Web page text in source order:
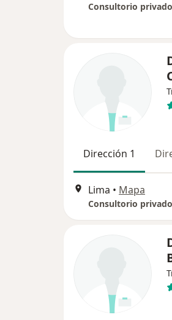
Consultorio privado
Dirección 1
Lima • Mapa
Consultorio privado